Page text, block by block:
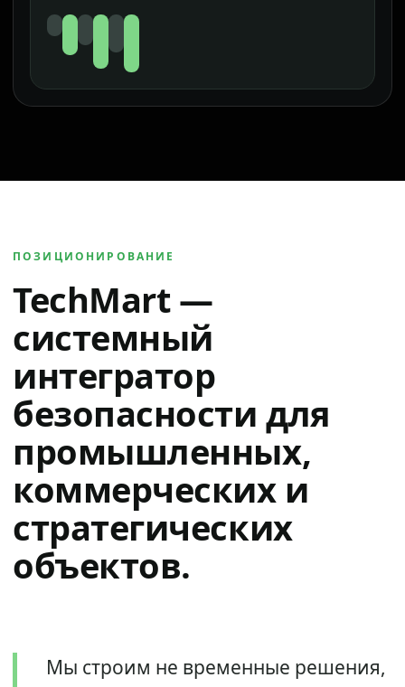
ПОЗИЦИОНИРОВАНИЕ
TechMart —
системный
интегратор
безопасности для
промышленных,
коммерческих и
стратегических
объектов.
Мы строим не временные решения,